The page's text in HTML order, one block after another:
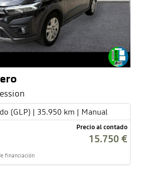
(GLP) | 35.950 km | Manual
financiación
Precio al contado
15.750 €